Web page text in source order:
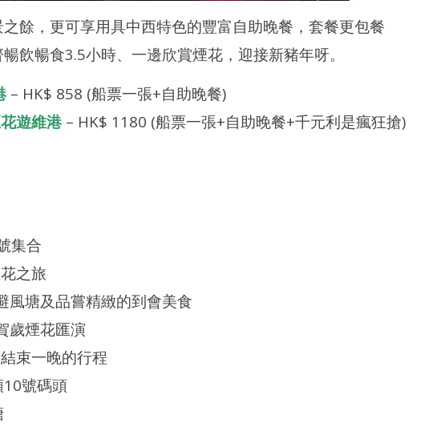
餘，更可享用具中西特色的豐富自助晚餐，套餐更包餐
飲暢食3.5小時、一邊欣賞煙花，迎接新豬年呀。
– HK$ 858 (船票一張+自助晚餐)
遊維港– HK$ 1180 (船票一張+自助晚餐+千元利是瘋狂搶)
集合
之旅
風塘及品嘗精緻的到會美食
歲煙花匯演
束一晚的行程
號碼頭